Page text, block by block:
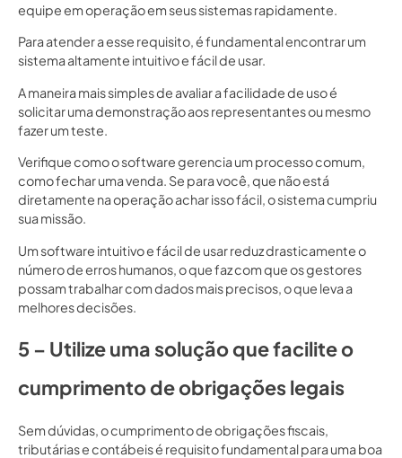
equipe em operação em seus sistemas rapidamente.
Para atender a esse requisito, é fundamental encontrar um
sistema altamente intuitivo e fácil de usar.
A maneira mais simples de avaliar a facilidade de uso é
solicitar uma demonstração aos representantes ou mesmo
fazer um teste.
Verifique como o software gerencia um processo comum,
como fechar uma venda. Se para você, que não está
diretamente na operação achar isso fácil, o sistema cumpriu
sua missão.
Um software intuitivo e fácil de usar reduz drasticamente o
número de erros humanos, o que faz com que os gestores
possam trabalhar com dados mais precisos, o que leva a
melhores decisões.
5 – Utilize uma solução que facilite o
cumprimento de obrigações legais
Sem dúvidas, o cumprimento de obrigações fiscais,
tributárias e contábeis é requisito fundamental para uma boa